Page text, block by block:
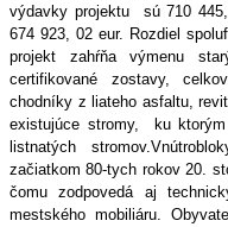
výdavky projektu sú 710
674 923, 02 eur. Rozdiel
projekt zahŕňa výmenu
certifikované zostavy,
chodníky z liateho asfaltu,
existujúce stromy, ku
listnatých stromov.
začiatkom 80-tych rokov 20.
čomu zodpovedá aj
mestského mobiliáru.